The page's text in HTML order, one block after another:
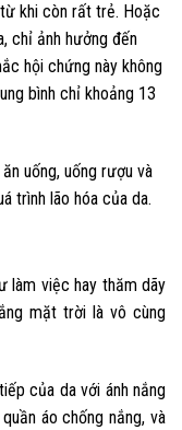
khi còn rất trẻ. Hoặc
chỉ ảnh hưởng đến
hội chứng này không
bình chỉ khoảng 13
uống, uống rượu và
trình lão hóa của da.
làm việc hay thăm dãy
mặt trời là vô cùng
của da với ánh nắng
áo chống nắng, và